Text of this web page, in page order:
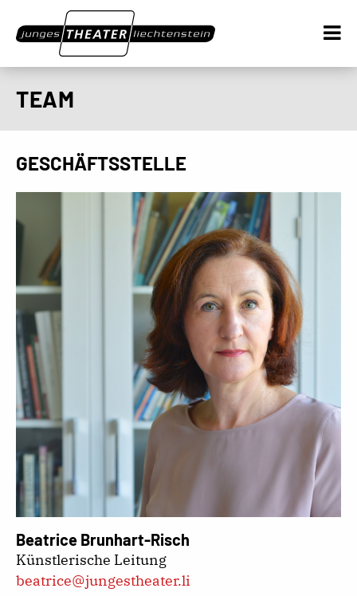
TEAM
GESCHÄFTSSTELLE
Beatrice Brunhart-Risch
Künstlerische Leitung
beatrice@jungestheater.li